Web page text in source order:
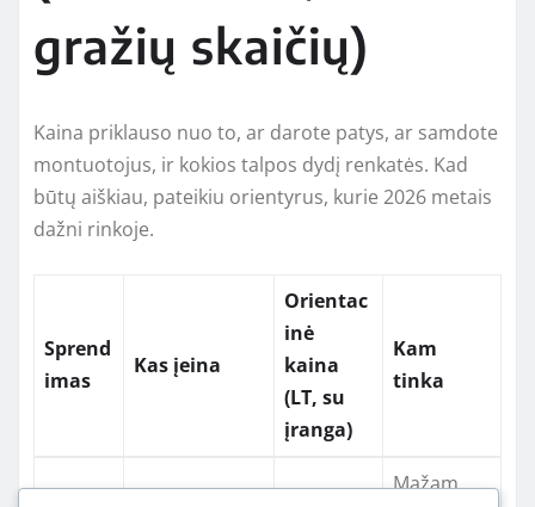
gražių skaičių)
Kaina priklauso nuo to, ar darote patys, ar samdote
montuotojus, ir kokios talpos dydį renkatės. Kad
būtų aiškiau, pateikiu orientyrus, kurie 2026 metais
dažni rinkoje.
Sprend
imas
Kas įeina
Orientac
inė
kaina
(LT, su
įranga)
Kam
tinka
Mažam